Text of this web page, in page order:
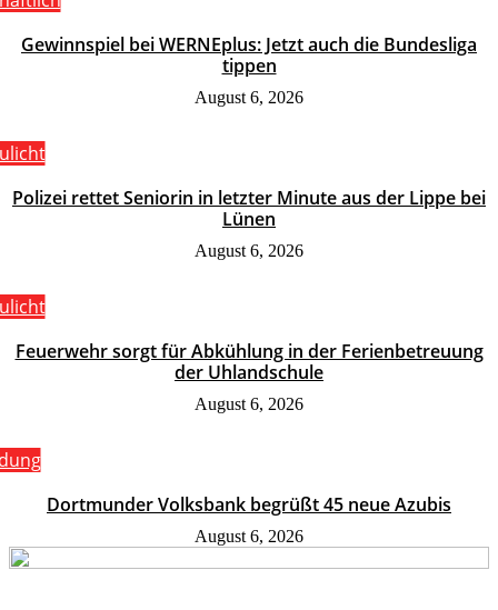
Gewinnspiel bei WERNEplus: Jetzt auch die Bundesliga
tippen
August 6, 2026
Polizei rettet Seniorin in letzter Minute aus der Lippe bei
Lünen
August 6, 2026
Feuerwehr sorgt für Abkühlung in der Ferienbetreuung
der Uhlandschule
August 6, 2026
Dortmunder Volksbank begrüßt 45 neue Azubis
August 6, 2026